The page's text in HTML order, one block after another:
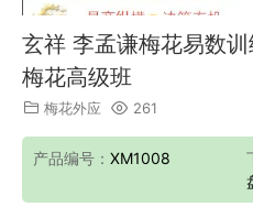
玄祥 李孟谦梅花易数
梅花高级班
梅花外应 261
产品编号： XM1008